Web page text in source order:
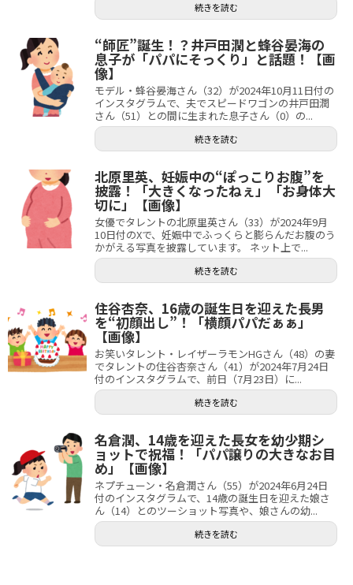
続きを読む
“師匠”誕生！？井戸田潤と蜂谷晏海の
息子が「パパにそっくり」と話題！【画
像】
モデル・蜂谷晏海さん（32）が2024年10月11日付の
インスタグラムで、夫でスピードワゴンの井戸田潤
さん（51）との間に生まれた息子さん（0）の...
続きを読む
北原里英、妊娠中の“ぽっこりお腹”を
披露！「大きくなったねぇ」「お身体大
切に」【画像】
女優でタレントの北原里英さん（33）が2024年9月
10日付のXで、妊娠中でふっくらと膨らんだお腹のう
かがえる写真を披露しています。 ネット上で...
続きを読む
住谷杏奈、16歳の誕生日を迎えた長男
を“初顔出し”！「横顔パパだぁぁ」
【画像】
お笑いタレント・レイザーラモンHGさん（48）の妻
でタレントの住谷杏奈さん（41）が2024年7月24日
付のインスタグラムで、前日（7月23日）に...
続きを読む
名倉潤、14歳を迎えた長女を幼少期シ
ョットで祝福！「パパ譲りの大きなお目
め」【画像】
ネプチューン・名倉潤さん（55）が2024年6月24日
付のインスタグラムで、14歳の誕生日を迎えた娘さ
ん（14）とのツーショット写真や、娘さんの幼...
続きを読む